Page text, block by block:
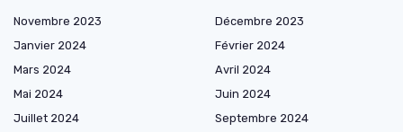
Novembre 2023
Décembre 2023
Janvier 2024
Février 2024
Mars 2024
Avril 2024
Mai 2024
Juin 2024
Juillet 2024
Septembre 2024